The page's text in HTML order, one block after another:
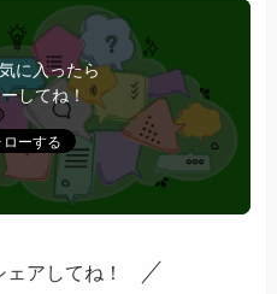
に入ったら
してね！
アしてね！